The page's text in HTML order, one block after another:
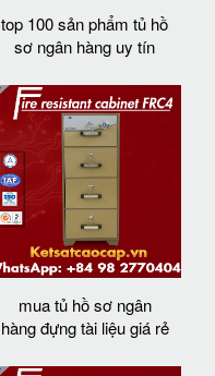
top 100 sản phẩm tủ hồ
sơ ngân hàng uy tín
mua tủ hồ sơ ngân
hàng đựng tài liệu giá rẻ